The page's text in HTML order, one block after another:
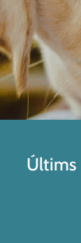
Últims